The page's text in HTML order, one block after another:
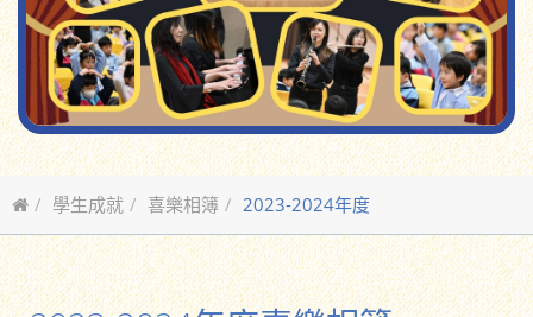
學生成就 喜樂相簿 2023-2024年度